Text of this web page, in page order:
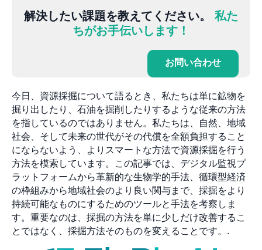
解決したい課題を教えてください。 私た
ちがお手伝いします！
お問い合わせ
今日、資源採掘について語るとき、私たちは単に鉱物を
掘り出したり、石油を掘削したりするような従来の方法
を指しているのではありません。私たちは、自然、地域
社会、そして未来の世代がその代償を全額負担すること
にならないよう、よりスマートな方法で資源採掘を行う
方法を模索しています。この記事では、デジタル監視プ
ラットフォームから革新的な生物学的手法、循環型経済
の枠組みから地域社会のより良い関与まで、採掘をより
持続可能なものにするためのツールと手法を考察しま
す。重要なのは、採掘の方法を単に少しだけ改善するこ
とではなく、採掘方法そのものを変えることです。.